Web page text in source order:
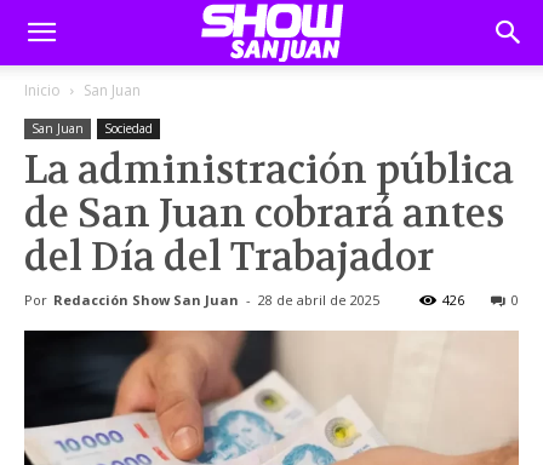
Inicio San Juan
San Juan Sociedad
La administración pública
de San Juan cobrará antes
del Día del Trabajador
Por Redacción Show San Juan - 28 de abril de 2025 0
426